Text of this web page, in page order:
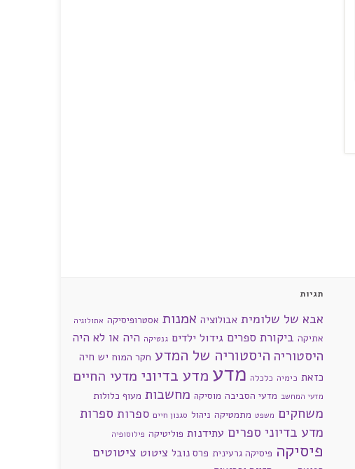
תגיות
אבא של שלומית אבולוציה אמנות אסטרופיסיקה אתולוגיה
אתיקה ביקורת ספרים גידול ילדים גנטיקה היה או לא היה
היסטוריה היסטוריה של המדע חקר המוח יש חיה
כזאת כימיה כלכלה מדע מדע בדיוני מדעי החיים
מדעי המחשב מדעי הסביבה מוסיקה מחשבות מעוף כלולות
משחקים משפט מתמטיקה ניהול סגנון חיים ספרות ספרות
מדע בדיוני ספרים עתידנות פוליטיקה פילוסופיה
פיסיקה פיסיקה גרעינית פרס נובל ציטוט ציטוטים